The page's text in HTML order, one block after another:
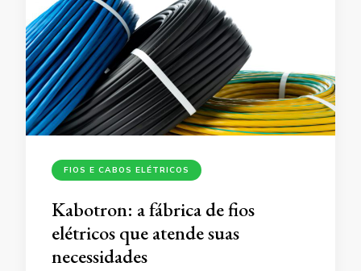
FIOS E CABOS ELÉTRICOS
Kabotron: a fábrica de fios
elétricos que atende suas
necessidades